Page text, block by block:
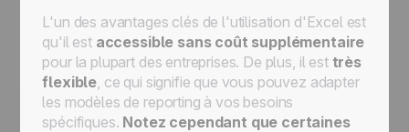
L'un des avantages clés de l'utilisation d'Excel est
qu'il est accessible sans coût supplémentaire
pour la plupart des entreprises. De plus, il est très
flexible, ce qui signifie que vous pouvez adapter
les modèles de reporting à vos besoins
spécifiques. Notez cependant que certaines